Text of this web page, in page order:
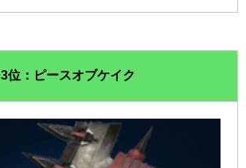
3位：ピースオブケイク